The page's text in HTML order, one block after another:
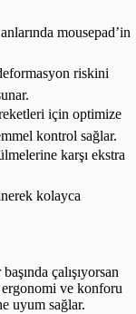
mousepad’in
riskini
için optimize
kontrol sağlar.
karşı ekstra
kolayca
çalışıyorsan
ve konforu
uyum sağlar.